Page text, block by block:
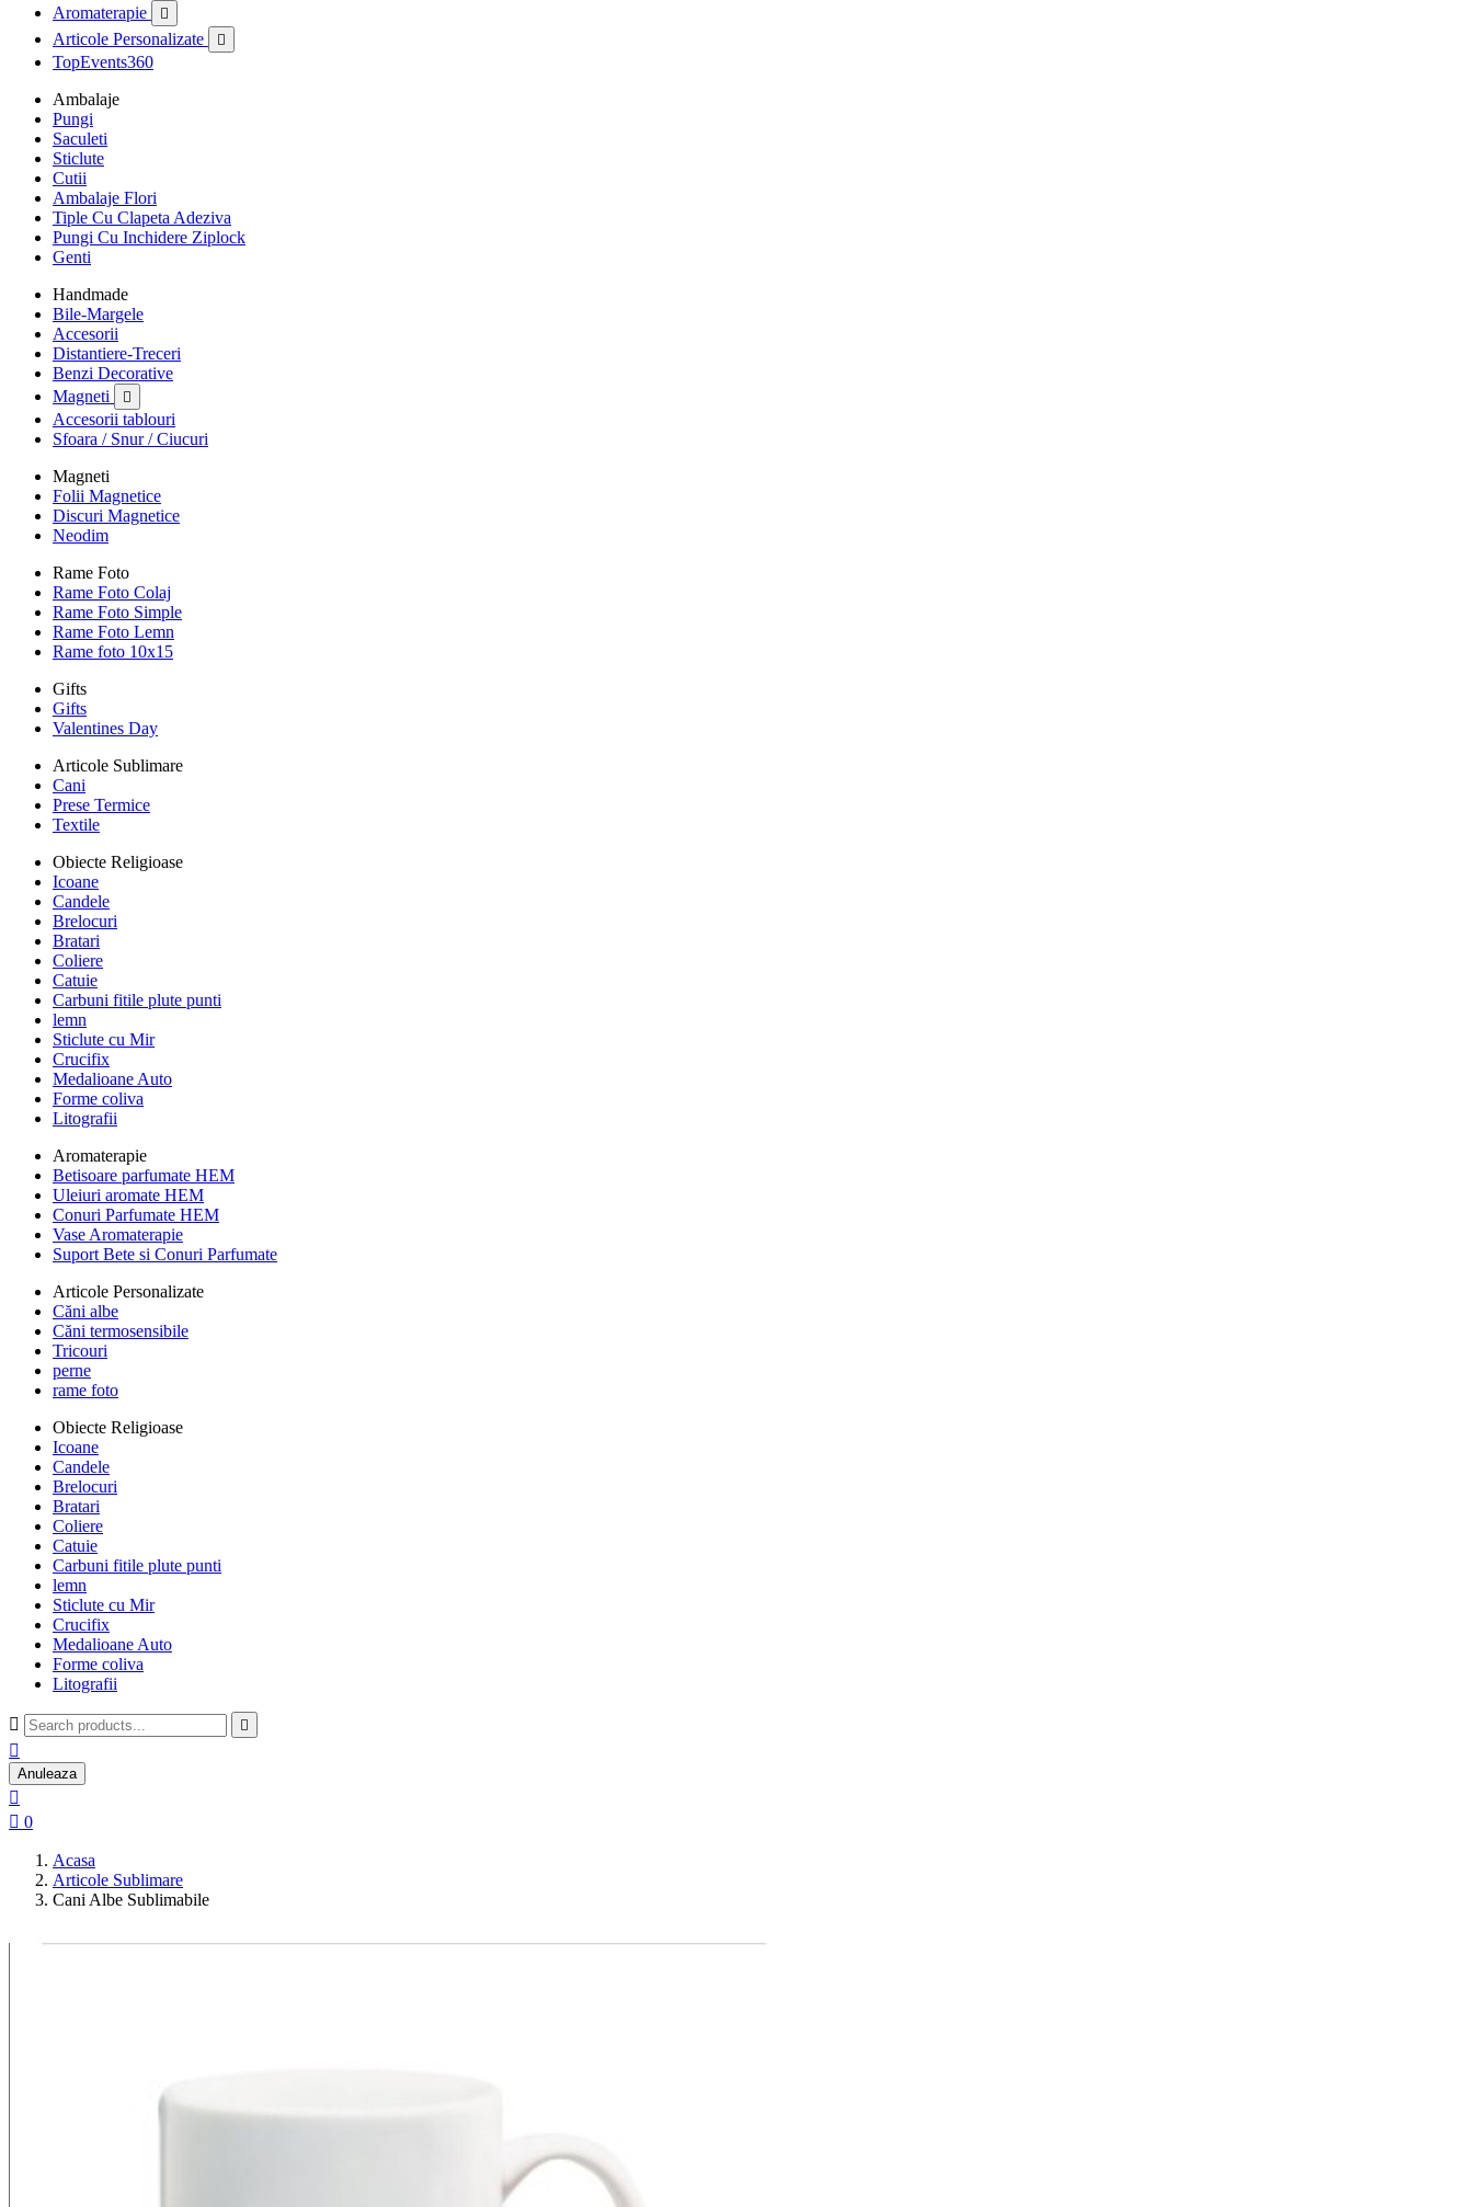
Aromaterapie

Articole Personalizate 
TopEvents360
Ambalaje
Pungi
Saculeti
Sticlute
Cutii
Ambalaje Flori
Tiple Cu Clapeta Adeziva
Pungi Cu Inchidere Ziplock
Genti
Handmade
Bile-Margele
Accesorii
Distantiere-Treceri
Benzi Decorative
Magneti

Accesorii tablouri
Sfoara / Snur / Ciucuri
Magneti
Folii Magnetice
Discuri Magnetice
Neodim
Rame Foto
Rame Foto Colaj
Rame Foto Simple
Rame Foto Lemn
Rame foto 10x15
Gifts
Gifts
Valentines Day
Articole Sublimare
Cani
Prese Termice
Textile
Obiecte Religioase
Icoane
Candele
Brelocuri
Bratari
Coliere
Catuie
Carbuni fitile plute punti
lemn
Sticlute cu Mir
Crucifix
Medalioane Auto
Forme coliva
Litografii
Aromaterapie
Betisoare parfumate HEM
Uleiuri aromate HEM
Conuri Parfumate HEM
Vase Aromaterapie
Suport Bete si Conuri Parfumate
Articole Personalizate
Căni albe
Căni termosensibile
Tricouri
perne
rame foto
Obiecte Religioase
Icoane
Candele
Brelocuri
Bratari
Coliere
Catuie
Carbuni fitile plute punti
lemn
Sticlute cu Mir
Crucifix
Medalioane Auto
Forme coliva
Litografii
 

Anuleaza

 0
Acasa
Articole Sublimare
Cani Albe Sublimabile